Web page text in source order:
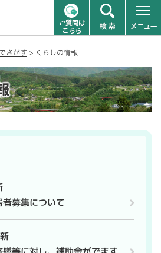
さがす > くらしの情報
募集について